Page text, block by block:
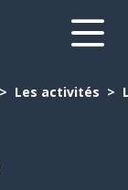
Les activités